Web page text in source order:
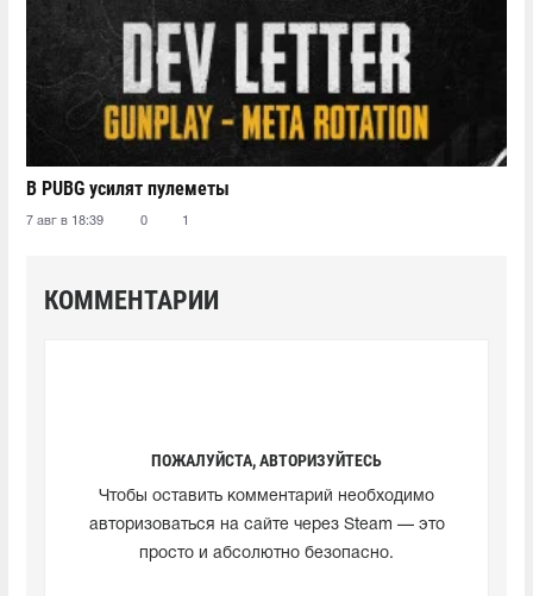
В PUBG усилят пулеметы
7 авг в 18:39 0 1
КОММЕНТАРИИ
ПОЖАЛУЙСТА, АВТОРИЗУЙТЕСЬ
Чтобы оставить комментарий необходимо
авторизоваться на сайте через Steam — это
просто и абсолютно безопасно.